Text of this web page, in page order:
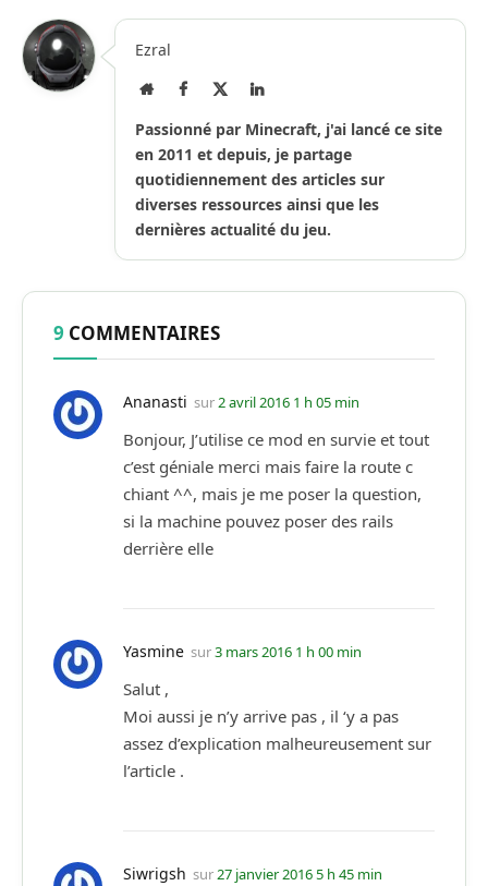
Ezral
Site
Facebook LinkedIn
Passionné par Minecraft, j'ai lancé ce site
en 2011 et depuis, je partage
quotidiennement des articles sur
diverses ressources ainsi que les
dernières actualité du jeu.
9 COMMENTAIRES
Ananasti sur2 avril 2016 1 h 05 min
Bonjour, J’utilise ce mod en survie et tout
c’est géniale merci mais faire la route c
chiant ^^, mais je me poser la question,
si la machine pouvez poser des rails
derrière elle
Yasmine sur3 mars 2016 1 h 00 min
Salut ,
Moi aussi je n’y arrive pas , il ‘y a pas
assez d’explication malheureusement sur
l’article .
Siwrigsh sur27 janvier 2016 5 h 45 min